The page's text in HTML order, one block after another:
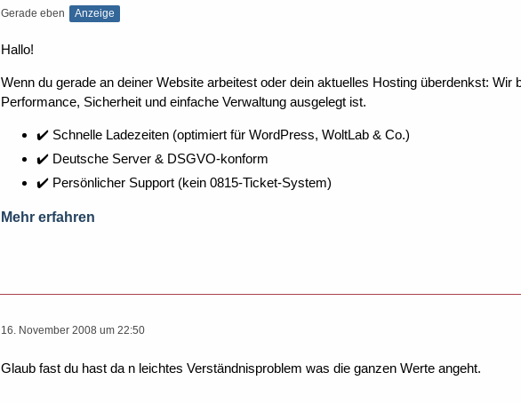
Gerade eben Anzeige
Hallo!
Wenn du gerade an deiner Website arbeitest oder dein aktuelles Hosting überdenkst:
Performance, Sicherheit und einfache Verwaltung ausgelegt ist.
✔️ Schnelle Ladezeiten (optimiert für WordPress, WoltLab & Co.)
✔️ Deutsche Server & DSGVO-konform
✔️ Persönlicher Support (kein 0815-Ticket-System)
Mehr erfahren
16. November 2008 um 22:50
Glaub fast du hast da n leichtes Verständnisproblem was die ganzen Werte angeht.